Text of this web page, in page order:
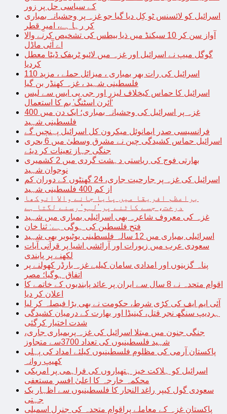
کے سیاسی حل پر زور
اسرائیل کو لائسنس ٹو کِل دیا گیا جو غزہ پر وحشیانہ بمباری
کر رہا ہے، امیرِ قطر
آواز سن کر 10 سیکنڈ میں ذیا بیطس کی تشخیص کرنے والا
اے آئی ماڈل
گوگل میپ نے اسرائیل اور غزہ میں لائیو ٹریفک ڈیٹا معطل
کردیا
اسرائیل کی رات بھر بمباری ، میزائل حملے ، مزید 110
فلسطینی شہید ، غزہ کھنڈر بن گیا
اسرائیل کا حماس کیخلاف لیزر اور جی پی ایس سے لیس
‘آئرن اسٹنگ’ بم کا استعمال
غزہ پر اسرائیل کی وحشیانہ بمباری؛ ایک دن میں 400
فلسطینی شہید
فرانسیسی صدر ایمانوئل میکرون کل اسرائیل پہنچیں گے
اسرائیل حماس کشیدگی چین نے مشرق وسطیٰ میں 6 بحری
جنگی جہاز تعینات کر دیئے
بھارتی فوج کی ریاستی دہشت گردی میں 2 کشمیری
نوجوان شہید
اسرائیل کی غزہ پر جارحیت جاری، 24 گھنٹوں کے دوران کم
از کم 400 فلسطینی شہید
براعظم افریقا میں پایا جانے والا انوکھا
درخت، جسے کاٹنے پر ’لہو‘ رسنے لگتا ہے
غزہ کی معروف شاعرہ بھی اسرائیلی بمباری میں شہید
فتح فلسطین کی ہوگی ہے: ثنا خان
اسرائیلی بمباری میں 12 سالہ فلسطینی یوٹیوبر بھی شہید
سعودی عرب میں زیورات اور آرائشی اشیا پر قرآنی آیات
لکھنے پر پابندی
پناہ گزینوں اور امدادی سامان کیلیے غزہ بارڈر کھولنے پر
اتفاق ہوگیا؛ مصر
اقوام متحدہ نے 8 سال سے ایران پر عائد پابندیوں کے خاتمے کا
اعلان کر دیا
آئی ایم ایف کی کڑی شرط، حکومت نے بھی بڑا فیصلہ کر لیا
ہردیپ سنگھ نجر قتل، کینیڈا اور بھارت کے درمیان کشیدگی
شدت اختیار کرگئی
جنگی جنون میں مبتلا اسرائیل کی غزہ پربمباری جاری،
شہید فلسطینیوں کی تعداد 3700سے متجاوز
پاکستان آرمی کی مظلوم فلسطینیوں کیلئے امداد کی پہلی
کھیپ روانہ
اسرائیل کو ہلاکت خیز ہتھیاروں کی فراہمی پر امریکی
محکمہ خارجہ کا اعلیٰ افسر مستعفی
سعودی گول کیپر راغد النجار کا فلسطینیوں سے اظہار یک
جہتی
پاکستان غزہ کے معاملے پراقوام متحدہ کی جنرل اسمبلی